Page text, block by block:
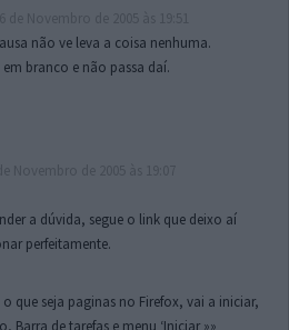
não ve leva a coisa nenhuma.
branco e não passa daí.
a dúvida, segue o link que deixo aí
perfeitamente.
que seja paginas no Firefox, vai a iniciar,
Barra de tarefas e menu ‘Iniciar »»